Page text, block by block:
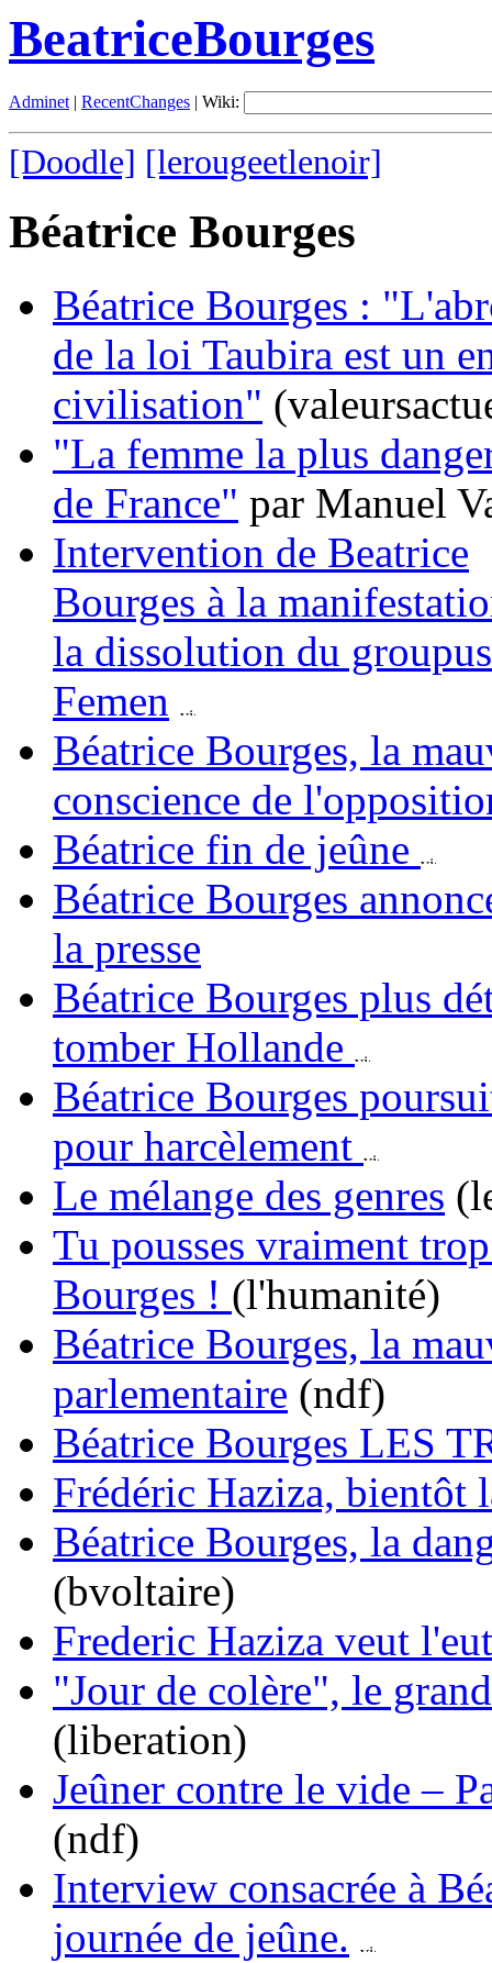
BeatriceBourges
Adminet| RecentChanges | Wiki:
[Doodle] [lerougeetlenoir]
Béatrice Bourges
Béatrice Bourges :
de la loi Taubira est un
civilisation"
"La femme la plus
de France" par Manuel
Intervention de Beatrice
Bourges à la
la dissolution du
Femen
Béatrice Bourges, la
conscience de
Béatrice fin de jeûne
Béatrice Bourges
la presse
Béatrice Bourges plus
tomber Hollande
Béatrice Bourges
pour harcèlement
Le mélange des genres
Tu pousses vraiment
Bourges ! (l'humanité)
Béatrice Bourges, la
parlementaire (ndf)
Béatrice Bourges LES
Frédéric Haziza, bientôt
Béatrice Bourges, la
(bvoltaire)
Frederic Haziza veut
"Jour de colère", le
(liberation)
Jeûner contre le vide –
(ndf)
Interview consacrée à
journée de jeûne.